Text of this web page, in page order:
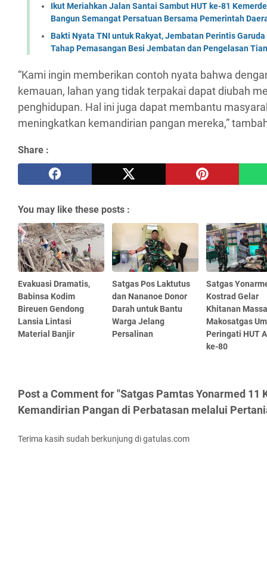
Ikut Meriahkan Jalan Santai Sambut HUT ke-81
Bangun Semangat Persatuan Bersama Pemerintah
Bakti Nyata TNI untuk Rakyat, Jembatan Perintis
Tahap Pemasangan Besi Jembatan dan Pengelasan
“Kami ingin memberikan contoh nyata bahwa
kemauan, lahan yang tidak terpakai dapat diubah
penghidupan. Hal ini juga dapat membantu
meningkatkan kemandirian pangan mereka,”
Share :
You may like these posts :
Evakuasi Dramatis,
Babinsa Kodim
Bireuen Gendong
Lansia Lintasi
Material Banjir
Satgas Pos Laktutus
dan Nananoe Donor
Darah untuk Bantu
Warga Jelang
Persalinan
Satgas
Kostrad Gelar
Khitanan
Makosatgas
Peringati HUT
ke-80
Post a Comment for "Satgas Pamtas Yonarmed 11
Kemandirian Pangan di Perbatasan melalui
Terima kasih sudah berkunjung di gatulas.com